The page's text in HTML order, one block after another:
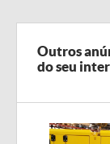
Outros
do seu